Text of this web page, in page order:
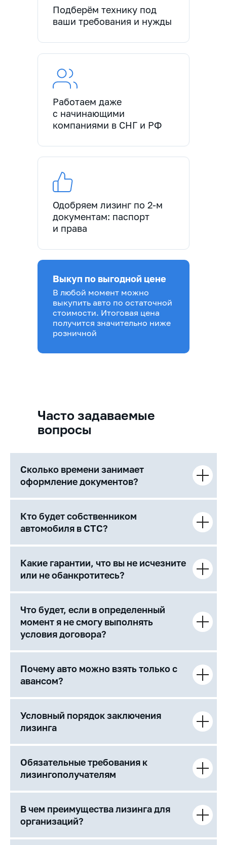
Подберём технику под
ваши требования и нужды
Работаем даже
с начинающими
компаниями в СНГ и РФ
Одобряем лизинг по 2-м
документам: паспорт
и права
В любой момент можно
выкупить авто по остаточной
стоимости. Итоговая цена
получится значительно ниже
розничной
Выкуп по выгодной цене
Часто задаваемые
вопросы
Сколько времени занимает
оформление документов?
Кто будет собственником
автомобиля в СТС?
Какие гарантии, что вы не исчезните
или не обанкротитесь?
Что будет, если в определенный
момент я не смогу выполнять
условия договора?
Почему авто можно взять только с
авансом?
Условный порядок заключения
лизинга
Обязательные требования к
лизингополучателям
В чем преимущества лизинга для
организаций?